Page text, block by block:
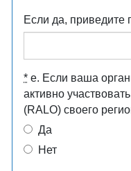
Если да, приведите
* e. Если ваша
активно
(RALO) своего
Да
Нет